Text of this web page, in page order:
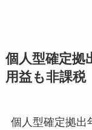
個人型確定拠
用益も非課税
個人型確定拠出